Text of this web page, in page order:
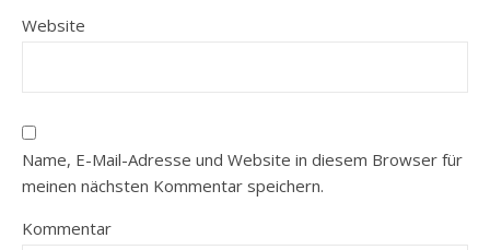
Website
Name, E-Mail-Adresse und Website in diesem Browser für
meinen nächsten Kommentar speichern.
Kommentar